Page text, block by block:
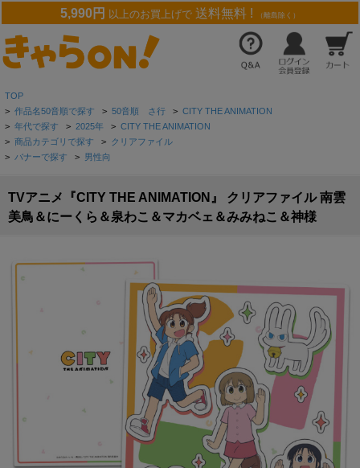
5,990円 以上のお買上げで 送料無料 ! （離島除く）
TOP
> 作品名50音順で探す > 50音順 さ行 > CITY THE ANIMATION
> 年代で探す > 2025年 > CITY THE ANIMATION
> 商品カテゴリで探す > クリアファイル
> バナーで探す > 男性向
TVアニメ『CITY THE ANIMATION』 クリアファイル 南雲
美鳥＆にーくら＆泉わこ＆マカベェ＆みみねこ＆神様